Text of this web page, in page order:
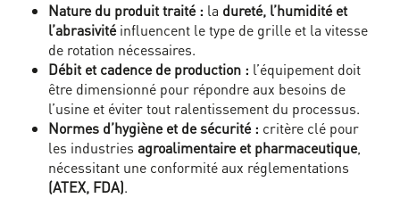
Nature du produit traité : la dureté, l’humidité et
l’abrasivitéinfluencent le type de grille et la vitesse
de rotation nécessaires.
Débit et cadence de production : l’équipement doit
être dimensionné pour répondre aux besoins de
l’usine et éviter tout ralentissement du processus.
Normes d’hygiène et de sécurité : critère clé pour
les industries agroalimentaire et pharmaceutique,
nécessitant une conformité aux réglementations
(ATEX, FDA).